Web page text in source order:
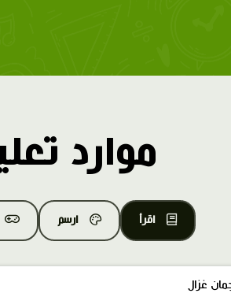
موارد
اقرأ ارسم
غزال